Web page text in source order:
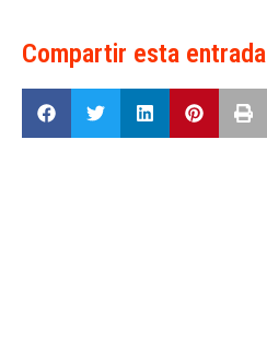
Compartir esta entrada